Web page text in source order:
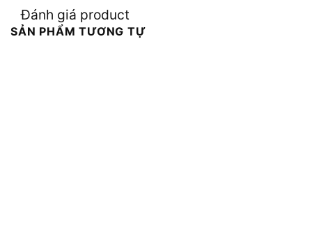
Đánh giá product
SẢN PHẨM TƯƠNG TỰ